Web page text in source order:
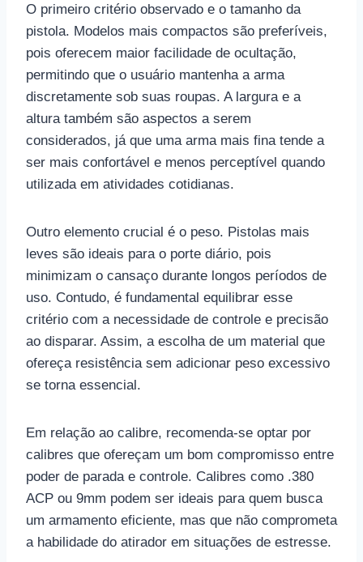
O primeiro critério observado e o tamanho da
pistola. Modelos mais compactos são preferíveis,
pois oferecem maior facilidade de ocultação,
permitindo que o usuário mantenha a arma
discretamente sob suas roupas. A largura e a
altura também são aspectos a serem
considerados, já que uma arma mais fina tende a
ser mais confortável e menos perceptível quando
utilizada em atividades cotidianas.
Outro elemento crucial é o peso. Pistolas mais
leves são ideais para o porte diário, pois
minimizam o cansaço durante longos períodos de
uso. Contudo, é fundamental equilibrar esse
critério com a necessidade de controle e precisão
ao disparar. Assim, a escolha de um material que
ofereça resistência sem adicionar peso excessivo
se torna essencial.
Em relação ao calibre, recomenda-se optar por
calibres que ofereçam um bom compromisso entre
poder de parada e controle. Calibres como .380
ACP ou 9mm podem ser ideais para quem busca
um armamento eficiente, mas que não comprometa
a habilidade do atirador em situações de estresse.